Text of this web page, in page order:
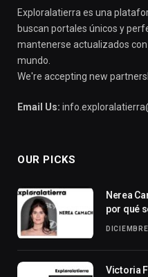
Exploralatierra es una
buscan portales únicos y
mantenerse actualizados
mundo.
We're accepting new
Email Us:
OUR PICKS
Nerea
por qué
Victoria